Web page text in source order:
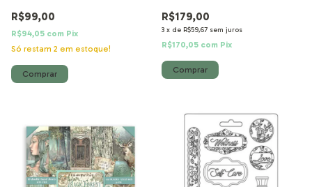
R$99,00
R$94,05 com Pix
Só restam 2 em estoque!
R$179,00
3 x de R$59,67 sem juros
R$170,05 com Pix